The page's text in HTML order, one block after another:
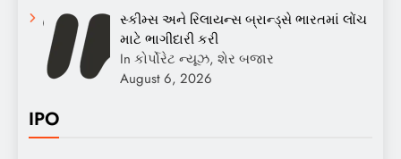
સ્કીમ્સ અને રિલાયન્સ બ્રાન્ડ્સે ભારતમાં લોંચ
માટે ભાગીદારી કરી
In કોર્પોરેટ ન્યૂઝ, શેર બજાર
August 6, 2026
IPO